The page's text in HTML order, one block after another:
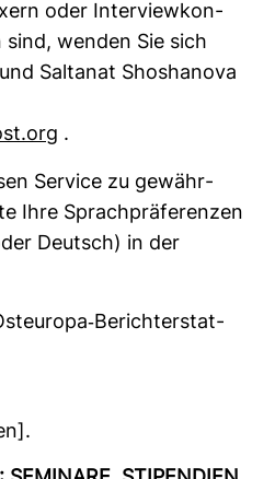
oder Inter­view­kon­
wenden Sie sich
Sal­tanat Shosha­nova
.
Ser­vice zu gewähr­
Ihre Sprach­prä­fe­renzen
Deutsch) in der
​Bericht­erstat­